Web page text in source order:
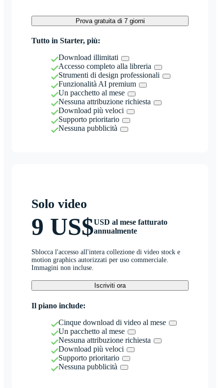
Prova gratuita di 7 giorni
Tutto in Starter, più:
Download illimitati
Accesso completo alla libreria
Strumenti di design professionali
Funzionalità AI premium
Un pacchetto al mese
Nessuna attribuzione richiesta
Download più veloci
Supporto prioritario
Nessuna pubblicità
Solo video
9 US$USD al mese fatturato
annualmente
Sblocca l'accesso all'intera collezione di video stock e
motion graphics autorizzati per uso commerciale.
Immagini non incluse.
Iscriviti ora
Il piano include:
Cinque download di video al mese
Un pacchetto al mese
Nessuna attribuzione richiesta
Download più veloci
Supporto prioritario
Nessuna pubblicità